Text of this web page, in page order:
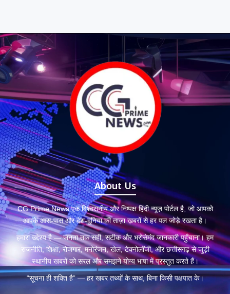
About Us
CG Prime News एक विश्वसनीय और निष्पक्ष हिंदी न्यूज़ पोर्टल है, जो आपको
आपके आस-पास और देश-दुनिया की ताज़ा ख़बरों से हर पल जोड़े रखता है।
हमारा उद्देश्य है — जनता तक सही, सटीक और भरोसेमंद जानकारी पहुँचाना। हम
राजनीति, शिक्षा, रोजगार, मनोरंजन, खेल, टेक्नोलॉजी, और छत्तीसगढ़ से जुड़ी
स्थानीय खबरों को सरल और समझने योग्य भाषा में प्रस्तुत करते हैं।
“सूचना ही शक्ति है” — हर खबर तथ्यों के साथ, बिना किसी पक्षपात के।